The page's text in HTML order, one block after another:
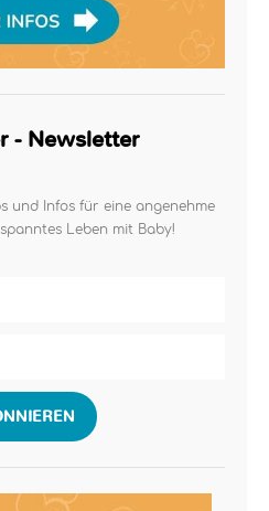
- Newsletter
und Infos für eine angenehme
Leben mit Baby!